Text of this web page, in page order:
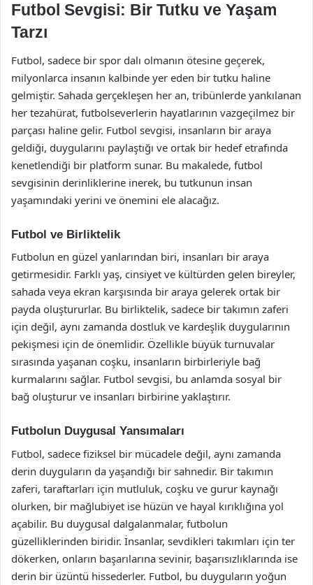
Futbol Sevgisi: Bir Tutku ve Yaşam
Tarzı
Futbol, sadece bir spor dalı olmanın ötesine geçerek,
milyonlarca insanın kalbinde yer eden bir tutku haline
gelmiştir. Sahada gerçekleşen her an, tribünlerde yankılanan
her tezahürat, futbolseverlerin hayatlarının vazgeçilmez bir
parçası haline gelir. Futbol sevgisi, insanların bir araya
geldiği, duygularını paylaştığı ve ortak bir hedef etrafında
kenetlendiği bir platform sunar. Bu makalede, futbol
sevgisinin derinliklerine inerek, bu tutkunun insan
yaşamındaki yerini ve önemini ele alacağız.
Futbol ve Birliktelik
Futbolun en güzel yanlarından biri, insanları bir araya
getirmesidir. Farklı yaş, cinsiyet ve kültürden gelen bireyler,
sahada veya ekran karşısında bir araya gelerek ortak bir
payda oluştururlar. Bu birliktelik, sadece bir takımın zaferi
için değil, aynı zamanda dostluk ve kardeşlik duygularının
pekişmesi için de önemlidir. Özellikle büyük turnuvalar
sırasında yaşanan coşku, insanların birbirleriyle bağ
kurmalarını sağlar. Futbol sevgisi, bu anlamda sosyal bir
bağ oluşturur ve insanları birbirine yaklaştırır.
Futbolun Duygusal Yansımaları
Futbol, sadece fiziksel bir mücadele değil, aynı zamanda
derin duyguların da yaşandığı bir sahnedir. Bir takımın
zaferi, taraftarları için mutluluk, coşku ve gurur kaynağı
olurken, bir mağlubiyet ise hüzün ve hayal kırıklığına yol
açabilir. Bu duygusal dalgalanmalar, futbolun
güzelliklerinden biridir. İnsanlar, sevdikleri takımları için ter
dökerken, onların başarılarına sevinir, başarısızlıklarında ise
derin bir üzüntü hissederler. Futbol, bu duyguların yoğun